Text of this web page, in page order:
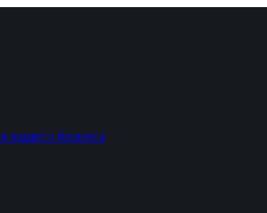
вашего бизнеса